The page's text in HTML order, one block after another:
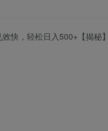
快，轻松日入500+【揭秘】